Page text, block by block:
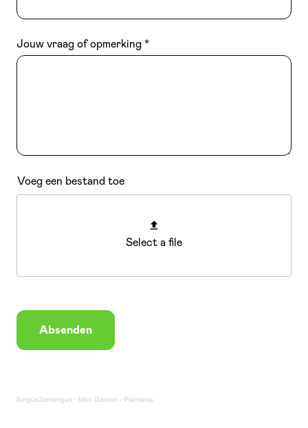
Jouw vraag of opmerking
Select a file
Voeg een bestand toe
Absenden
fungus2amungus · Mort Garson - Plantasia